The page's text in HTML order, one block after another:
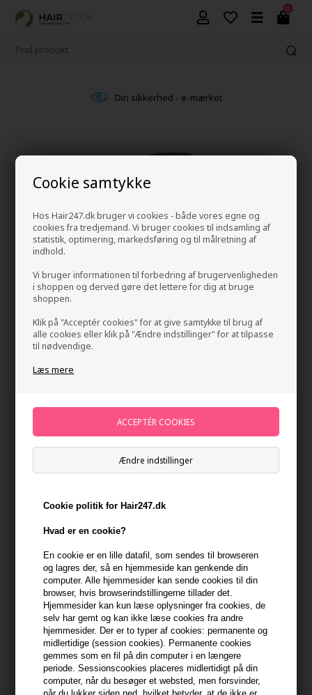
Cookie samtykke
Hos Hair247.dk bruger vi cookies - både vores egne og
cookies fra tredjemand. Vi bruger cookies til indsamling af
statistik, optimering, markedsføring og til målretning af
indhold.
Vi bruger informationen til forbedring af brugervenligheden
i shoppen og derved gøre det lettere for dig at bruge
shoppen.
Klik på "Acceptér cookies" for at give samtykke til brug af
alle cookies eller klik på "Ændre indstillinger" for at tilpasse
til nødvendige.
Læs mere
Ændre indstillinger
Cookie politik for Hair247.dk
Hvad er en cookie?
En cookie er en lille datafil, som sendes til browseren
og lagres der, så en hjemmeside kan genkende din
computer. Alle hjemmesider kan sende cookies til din
browser, hvis browserindstillingerne tillader det.
Hjemmesider kan kun læse oplysninger fra cookies, de
selv har gemt og kan ikke læse cookies fra andre
hjemmesider. Der er to typer af cookies: permanente og
midlertidige (session cookies). Permanente cookies
gemmes som en fil på din computer i en længere
periode. Sessionscookies placeres midlertidigt på din
computer, når du besøger et websted, men forsvinder,
0
Din sikkerhed - e-mærket
KMS MoistRepair Shampoo 750ml
298,00 DKK
+
På lager- Leveringstid 1-2 dage
Du får 15 DKK til dit næste køb når du køber denne vare -
min konto
399,10 DKK FRA GRATIS FRAGT